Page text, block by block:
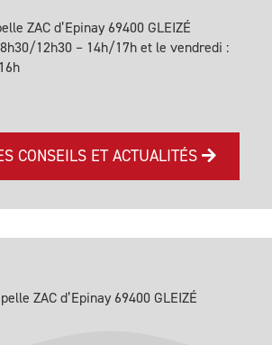
ZAC d’Epinay 69400 GLEIZÉ
12h30 – 14h/17h et le vendredi :
CONSEILS ET ACTUALITÉS
ZAC d’Epinay 69400 GLEIZÉ